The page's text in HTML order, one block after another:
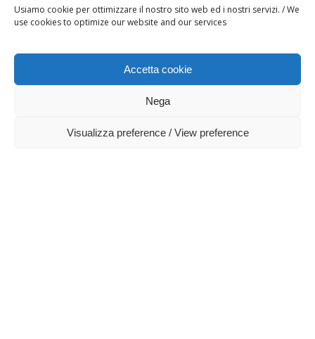
Usiamo cookie per ottimizzare il nostro sito web ed i nostri servizi. / We
use cookies to optimize our website and our services
Accetta cookie
Nega
Visualizza preference / View preference
SPATOLA CLAUDIA
https://ec.europa.eu/info/food-farming-fisheries/key-